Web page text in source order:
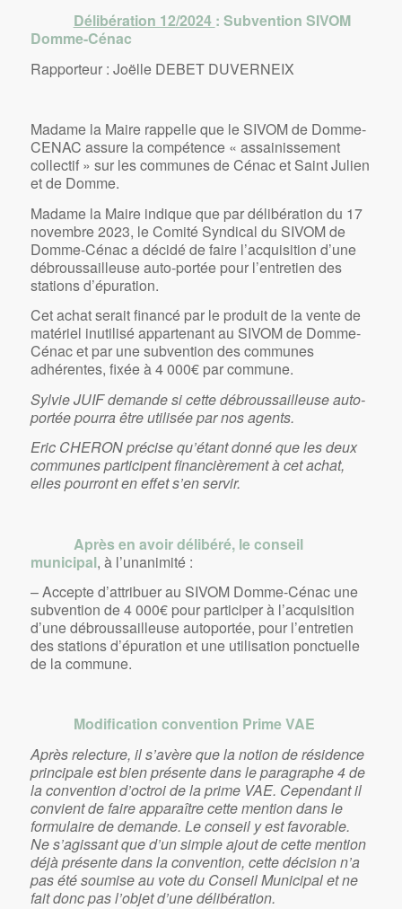
Délibération 12/2024 : Subvention SIVOM
Domme-Cénac
Rapporteur : Joëlle DEBET DUVERNEIX
Madame la Maire rappelle que le SIVOM de Domme-
CENAC assure la compétence « assainissement
collectif » sur les communes de Cénac et Saint Julien
et de Domme.
Madame la Maire indique que par délibération du 17
novembre 2023, le Comité Syndical du SIVOM de
Domme-Cénac a décidé de faire l’acquisition d’une
débroussailleuse auto-portée pour l’entretien des
stations d’épuration.
Cet achat serait financé par le produit de la vente de
matériel inutilisé appartenant au SIVOM de Domme-
Cénac et par une subvention des communes
adhérentes, fixée à 4 000€ par commune.
Sylvie JUIF demande si cette débroussailleuse auto-
portée pourra être utilisée par nos agents.
Eric CHERON précise qu’étant donné que les deux
communes participent financièrement à cet achat,
elles pourront en effet s’en servir.
Après en avoir délibéré, le conseil
municipal, à l’unanimité :
– Accepte d’attribuer au SIVOM Domme-Cénac une
subvention de 4 000€ pour participer à l’acquisition
d’une débroussailleuse autoportée, pour l’entretien
des stations d’épuration et une utilisation ponctuelle
de la commune.
Modification convention Prime VAE
Après relecture, il s’avère que la notion de résidence
principale est bien présente dans le paragraphe 4 de
la convention d’octroi de la prime VAE. Cependant il
convient de faire apparaître cette mention dans le
formulaire de demande. Le conseil y est favorable.
Ne s’agissant que d’un simple ajout de cette mention
déjà présente dans la convention, cette décision n’a
pas été soumise au vote du Conseil Municipal et ne
fait donc pas l’objet d’une délibération.